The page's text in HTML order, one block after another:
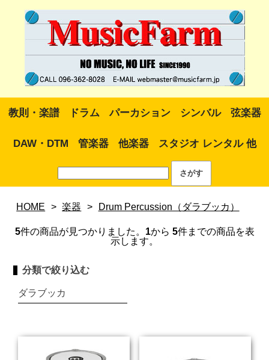
教則・楽譜 ドラム パーカション シンバル 弦楽器
DAW・DTM 管楽器 他楽器 スタジオ レンタル 他
HOME > 楽器 > Drum Percussion（ダラブッカ）
5件の商品が見つかりました。 1から 5件までの商品を表
示します。
分類で絞り込む
ダラブッカ